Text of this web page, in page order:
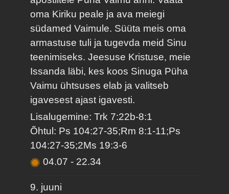
oma Kiriku peale ja ava meiegi
südamed Vaimule. Süüta meis oma
armastuse tuli ja tugevda meid Sinu
teenimiseks. Jeesuse Kristuse, meie
Issanda läbi, kes koos Sinuga Püha
Vaimu ühtsuses elab ja valitseb
igavesest ajast igavesti.
Lisalugemine: Trk 7:22b-8:1
Õhtul: Ps 104:27-35;Rm 8:1-11;Ps
104:27-35;2Ms 19:3-6
04.07- 22.34
9. juuni